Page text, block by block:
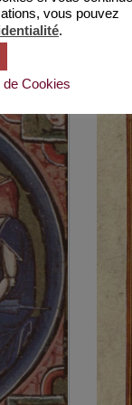
Lire
âge
vous pouvez
.
Cookies